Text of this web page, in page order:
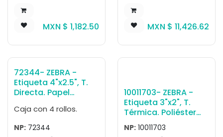
1000/Rollo, con
Permanente, Perf.
Núcleo 3". Diámetro
8". 4 Rollos/caja.
Peso por caja 12.25
kg.
MXN $ 1,182.50
adhesivo
entre etiq., 1 al paso.
5". 8 Rollos/caja.
Peso por caja 5.44
Interiores/Exteriores,
con ribbon 5095,
5100
MXN $ 11,426.62
72344- ZEBRA -
Etiqueta 4"x2.5", T.
Directa. Papel
4000D, para
Impresora Industrial,
2220/Rollo, con
Caja con 4 rollos.
NP: 72344
10011703- ZEBRA -
Etiqueta 3"x2", T.
Térmica. Poliéster
Blanco, Z-Ultimate
3000T, para
NP: 10011703